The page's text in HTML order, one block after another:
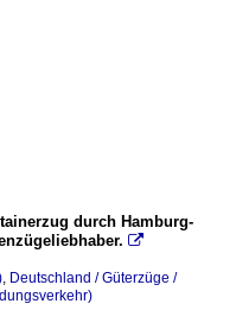
durch Hamburg-

, Deutschland / Güterzüge /